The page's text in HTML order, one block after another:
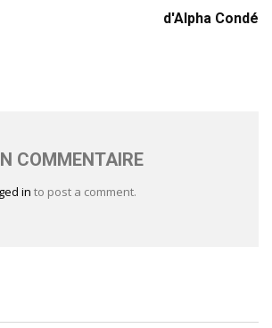
d'Alpha Condé
COMMENTAIRE
in to post a comment.